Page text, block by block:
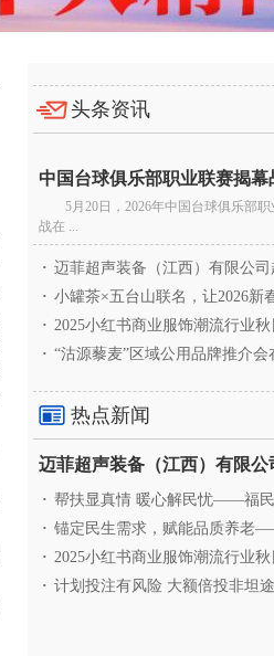
头条资讯
5月20日，2026年中国台球俱乐部
战在 ...
· 迈菲超声装备（江西）有限公司超声
· 小罐茶×五台山联名，让2026新
· 2025小红书商业服饰潮流行业秋日峰
· “沽源藜麦”区域公用品牌推介会在津
热点新闻
· 帮扶显真情 暖心解民忧——福民村驻村
· 锚定民生需求，赋能品质养老——中信
· 2025小红书商业服饰潮流行业秋日峰
· 计划投注有风险 大额倍投非坦途——请